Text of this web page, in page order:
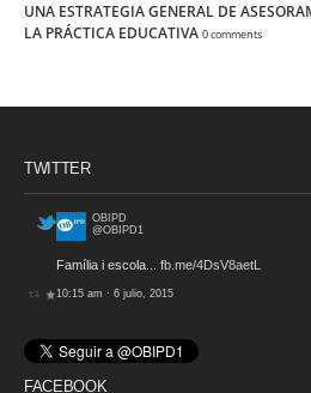
UNA ESTRATEGIA GENERAL DE
LA PRÁCTICA EDUCATIVA 0 comments
TWITTER
OBIPD
@OBIPD1
Família i escola...fb.me/4DsV8aetL
10:15 am · 6 julio, 2015
FACEBOOK